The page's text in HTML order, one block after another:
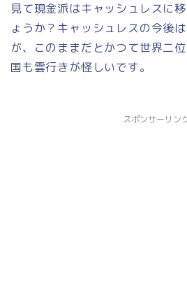
見て現金派はキャッシュレスに
ょうか？キャッシュレスの今後
が、このままだとかつて世界二
国も雲行きが怪しいです。
スポンサーリン